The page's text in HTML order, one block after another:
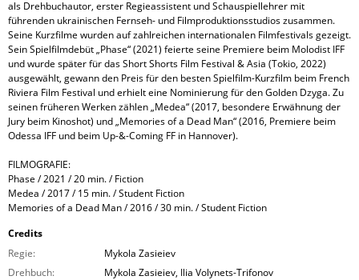
als Drehbuchautor, erster Regieassistent und Schauspiellehrer mit
führenden ukrainischen Fernseh- und Filmproduktionsstudios zusammen.
Seine Kurzfilme wurden auf zahlreichen internationalen Filmfestivals gezeigt.
Sein Spielfilmdebüt „Phase“ (2021) feierte seine Premiere beim Molodist IFF
und wurde später für das Short Shorts Film Festival & Asia (Tokio, 2022)
ausgewählt, gewann den Preis für den besten Spielfilm-Kurzfilm beim French
Riviera Film Festival und erhielt eine Nominierung für den Golden Dzyga. Zu
seinen früheren Werken zählen „Medea“ (2017, besondere Erwähnung der
Jury beim Kinoshot) und „Memories of a Dead Man“ (2016, Premiere beim
Odessa IFF und beim Up-&-Coming FF in Hannover).
FILMOGRAFIE:
Phase / 2021 / 20 min. / Fiction
Medea / 2017 / 15 min. / Student Fiction
Memories of a Dead Man / 2016 / 30 min. / Student Fiction
Credits
Regie:
Mykola Zasieiev
Drehbuch:
Mykola Zasieiev, Ilia Volynets-Trifonov